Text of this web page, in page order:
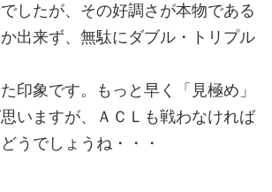
したが、その好調さが本物である
出来ず、無駄にダブル・トリプル
印象です。もっと早く「見極め」
いますが、ＡＣＬも戦わなければ
うでしょうね・・・